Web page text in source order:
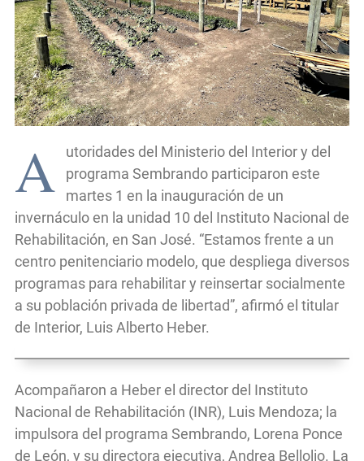
A
utoridades del Ministerio del Interior y del
programa Sembrando participaron este
martes 1 en la inauguración de un
invernáculo en la unidad 10 del Instituto Nacional de
Rehabilitación, en San José. “Estamos frente a un
centro penitenciario modelo, que despliega diversos
programas para rehabilitar y reinsertar socialmente
a su población privada de libertad”, afirmó el titular
de Interior, Luis Alberto Heber.
Acompañaron a Heber el director del Instituto
Nacional de Rehabilitación (INR), Luis Mendoza; la
impulsora del programa Sembrando, Lorena Ponce
de León, y su directora ejecutiva, Andrea Bellolio. La